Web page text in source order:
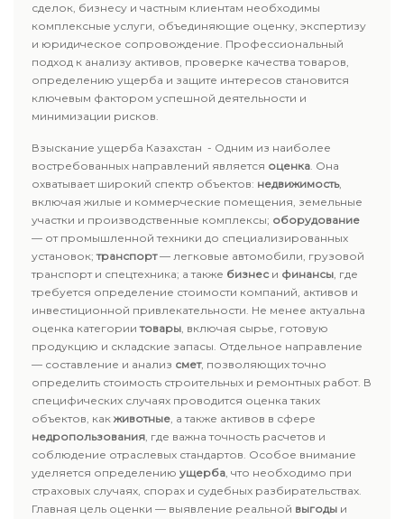
сделок, бизнесу и частным клиентам необходимы
комплексные услуги, объединяющие оценку, экспертизу
и юридическое сопровождение. Профессиональный
подход к анализу активов, проверке качества товаров,
определению ущерба и защите интересов становится
ключевым фактором успешной деятельности и
минимизации рисков.
Взыскание ущерба Казахстан - Одним из наиболее
востребованных направлений является оценка. Она
охватывает широкий спектр объектов: недвижимость,
включая жилые и коммерческие помещения, земельные
участки и производственные комплексы; оборудование
— от промышленной техники до специализированных
установок;транспорт— легковые автомобили, грузовой
транспорт и спецтехника; а также бизнес и финансы, где
требуется определение стоимости компаний, активов и
инвестиционной привлекательности. Не менее актуальна
оценка категориитовары, включая сырье, готовую
продукцию и складские запасы. Отдельное направление
— составление и анализ смет, позволяющих точно
определить стоимость строительных и ремонтных работ. В
специфических случаях проводится оценка таких
объектов, какживотные, а также активов в сфере
недропользования, где важна точность расчетов и
соблюдение отраслевых стандартов. Особое внимание
уделяется определению ущерба, что необходимо при
страховых случаях, спорах и судебных разбирательствах.
Главная цель оценки — выявление реальной выгоды и